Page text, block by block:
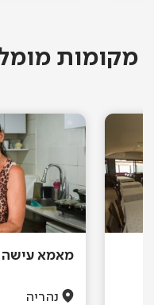
מקומות
מאמא עישה
נהריה